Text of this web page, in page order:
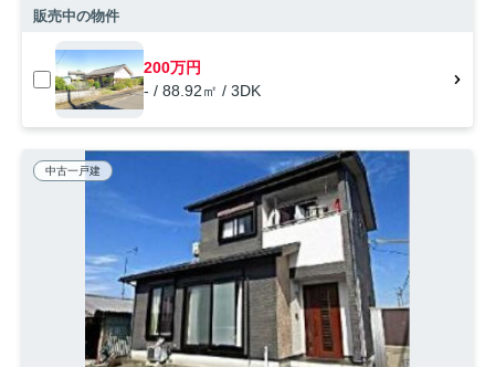
販売中の物件
200万円
- / 88.92㎡ / 3DK
中古一戸建